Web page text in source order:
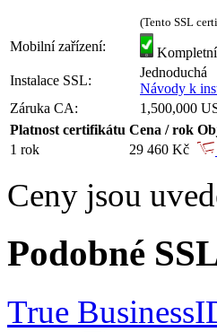
(Tento SSL
Mobilní zařízení:
Instalace SSL:
Jednoduchá
Návody k
Záruka CA:
1,500,000
Platnost certifikátu Cena / rok
1 rok
29 460 Kč
Ceny jsou
Podobné
True